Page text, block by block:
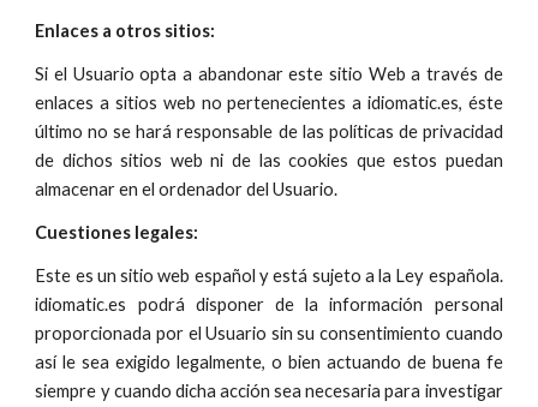
Enlaces a otros sitios:
Si el Usuario opta a abandonar este sitio Web a través de
enlaces a sitios web no pertenecientes a idiomatic.es, éste
último no se hará responsable de las políticas de privacidad
de dichos sitios web ni de las cookies que estos puedan
almacenar en el ordenador del Usuario.
Cuestiones legales:
Este es un sitio web español y está sujeto a la Ley española.
idiomatic.es podrá disponer de la información personal
proporcionada por el Usuario sin su consentimiento cuando
así le sea exigido legalmente, o bien actuando de buena fe
siempre y cuando dicha acción sea necesaria para investigar